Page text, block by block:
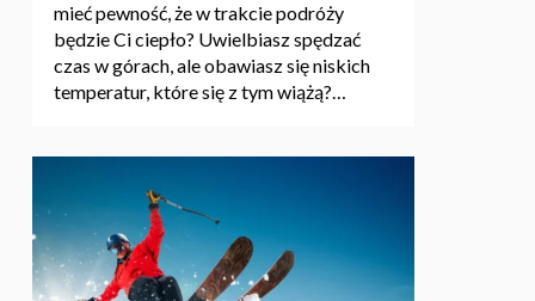
mieć pewność, że w trakcie podróży
będzie Ci ciepło? Uwielbiasz spędzać
czas w górach, ale obawiasz się niskich
temperatur, które się z tym wiążą?…